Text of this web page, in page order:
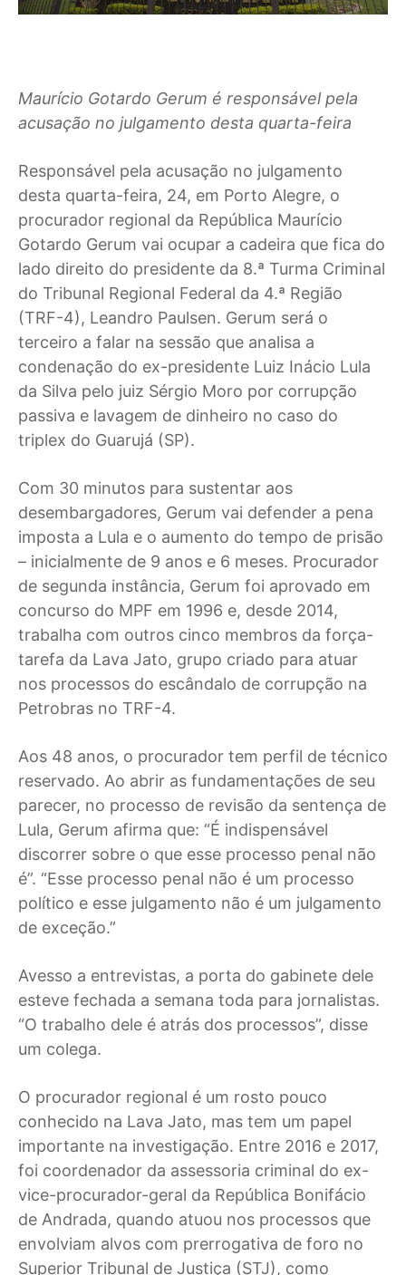
Maurício Gotardo Gerum é responsável pela
acusação no julgamento desta quarta-feira
Responsável pela acusação no julgamento
desta quarta-feira, 24, em Porto Alegre, o
procurador regional da República Maurício
Gotardo Gerum vai ocupar a cadeira que fica do
lado direito do presidente da 8.ª Turma Criminal
do Tribunal Regional Federal da 4.ª Região
(TRF-4), Leandro Paulsen. Gerum será o
terceiro a falar na sessão que analisa a
condenação do ex-presidente Luiz Inácio Lula
da Silva pelo juiz Sérgio Moro por corrupção
passiva e lavagem de dinheiro no caso do
triplex do Guarujá (SP).
Com 30 minutos para sustentar aos
desembargadores, Gerum vai defender a pena
imposta a Lula e o aumento do tempo de prisão
– inicialmente de 9 anos e 6 meses. Procurador
de segunda instância, Gerum foi aprovado em
concurso do MPF em 1996 e, desde 2014,
trabalha com outros cinco membros da força-
tarefa da Lava Jato, grupo criado para atuar
nos processos do escândalo de corrupção na
Petrobras no TRF-4.
Aos 48 anos, o procurador tem perfil de técnico
reservado. Ao abrir as fundamentações de seu
parecer, no processo de revisão da sentença de
Lula, Gerum afirma que: “É indispensável
discorrer sobre o que esse processo penal não
é”. “Esse processo penal não é um processo
político e esse julgamento não é um julgamento
de exceção.”
Avesso a entrevistas, a porta do gabinete dele
esteve fechada a semana toda para jornalistas.
“O trabalho dele é atrás dos processos”, disse
um colega.
O procurador regional é um rosto pouco
conhecido na Lava Jato, mas tem um papel
importante na investigação. Entre 2016 e 2017,
foi coordenador da assessoria criminal do ex-
vice-procurador-geral da República Bonifácio
de Andrada, quando atuou nos processos que
envolviam alvos com prerrogativa de foro no
Superior Tribunal de Justiça (STJ), como